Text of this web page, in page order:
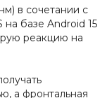
в сочетании с
базе Android 15
реакцию на
а фронтальная